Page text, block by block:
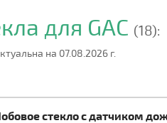
для GAC (18):
на 07.08.2026 г.
стекло с датчиком